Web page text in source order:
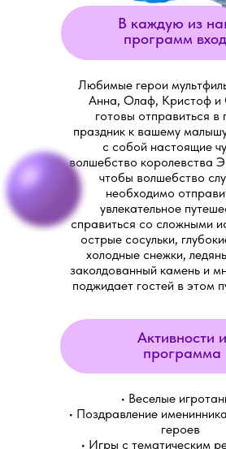
Любимые герои
Анна, Олаф, Кристоф и
готовы отправиться в
праздник к вашему
с собой настоящие
волшебство королевства
чтобы волшебство
необходимо
увлекательное
справиться со сложными
острые сосульки,
холодные снежки,
заколдованный камень и
поджидает гостей в этом
• Веселые
• Поздравление
героев
• Игры с тематическим
Активности и
программа
В каждую из
программ